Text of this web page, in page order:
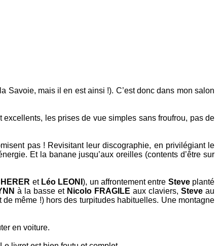
Savoie, mais il en est ainsi !). C’est donc dans mon salon
les prises de vue simples sans froufrou, pas de
pas ! Revisitant leur discographie, en privilégiant le
Et la banane jusqu’aux oreilles (contents d’être sur
et Léo LEONI), un affrontement entre Steveplanté
à la basse et Nicolo FRAGILE aux claviers,Steve au
même !) hors des turpitudes habituelles. Une montagne
en voiture.